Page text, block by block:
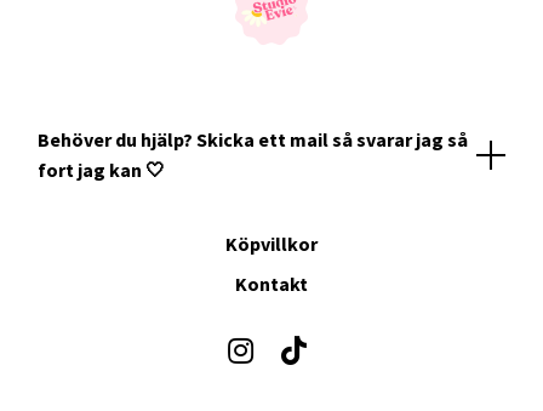
Behöver du hjälp? Skicka ett mail så svarar jag så
fort jag kan 🤍
Köpvillkor
Kontakt